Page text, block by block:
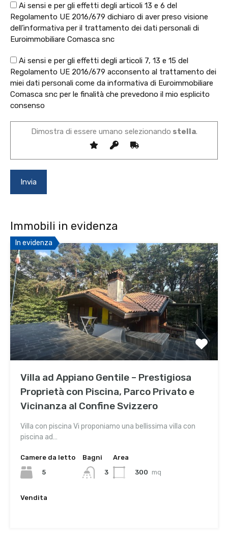
Ai sensi e per gli effetti degli articoli 13 e 6 del
Regolamento UE 2016/679 dichiaro di aver preso visione
dell’informativa per il trattamento dei dati personali di
Euroimmobiliare Comasca snc
Ai sensi e per gli effetti degli articoli 7, 13 e 15 del
Regolamento UE 2016/679 acconsento al trattamento dei
miei dati personali come da informativa di Euroimmobiliare
Comasca snc per le finalità che prevedono il mio esplicito
consenso
Dimostra di essere umano selezionando stella.
Immobili in evidenza
In evidenza
Villa ad Appiano Gentile – Prestigiosa
Proprietà con Piscina, Parco Privato e
Vicinanza al Confine Svizzero
Villa con piscina Vi proponiamo una bellissima villa con
piscina ad…
Camere da letto
5
Bagni
3
Area
300 mq
Vendita